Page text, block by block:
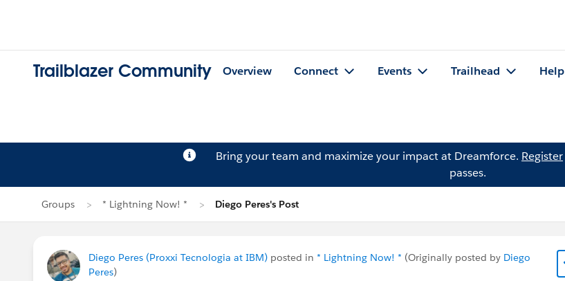
Trailblazer Community Overview Connect Events Trailhead Help
Bring your team and maximize your impact at Dreamforce. Register
passes.
Groups * Lightning Now! * Diego Peres's Post
Diego Peres (Proxxi Tecnologia at IBM) posted in * Lightning Now! * (Originally posted by Diego
Peres)